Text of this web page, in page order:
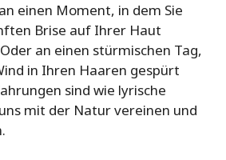
einen Moment, in dem Sie
Brise auf Ihrer Haut
an einen stürmischen Tag,
in Ihren Haaren gespürt
sind wie lyrische
mit der Natur vereinen und